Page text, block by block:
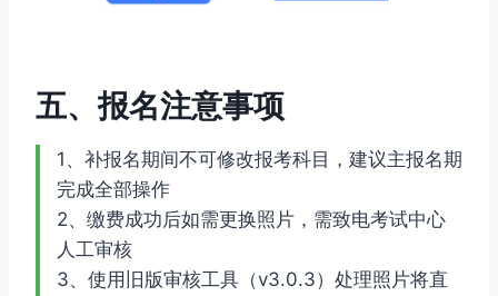
五、报名注意事项
1、补报名期间不可修改报考科目，建议主报名期
完成全部操作
2、缴费成功后如需更换照片，需致电考试中心
人工审核
3、使用旧版审核工具（v3.0.3）处理照片将直